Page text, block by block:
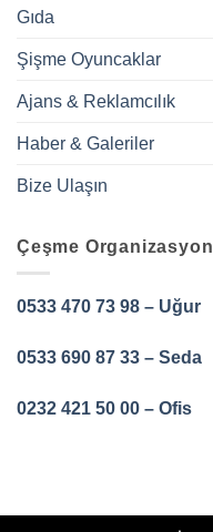
Gıda
Şişme Oyuncaklar
Ajans & Reklamcılık
Haber & Galeriler
Bize Ulaşın
Çeşme Organizasyon
0533 470 73 98 – Uğur
0533 690 87 33 – Seda
0232 421 50 00 – Ofis